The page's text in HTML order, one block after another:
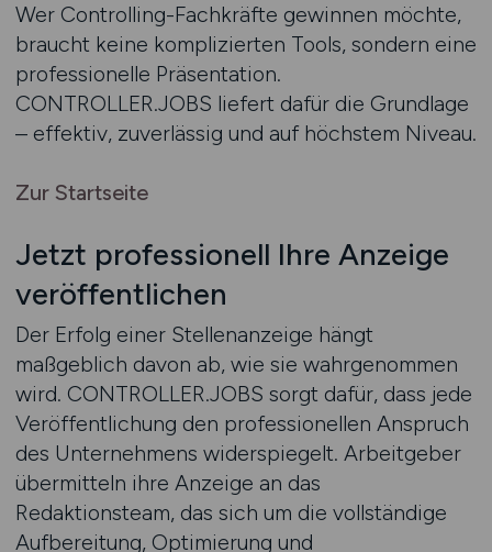
Wer Controlling-Fachkräfte gewinnen möchte,
braucht keine komplizierten Tools, sondern eine
professionelle Präsentation.
CONTROLLER.JOBS liefert dafür die Grundlage
– effektiv, zuverlässig und auf höchstem Niveau.
Zur Startseite
Jetzt professionell Ihre Anzeige
veröffentlichen
Der Erfolg einer Stellenanzeige hängt
maßgeblich davon ab, wie sie wahrgenommen
wird. CONTROLLER.JOBS sorgt dafür, dass jede
Veröffentlichung den professionellen Anspruch
des Unternehmens widerspiegelt. Arbeitgeber
übermitteln ihre Anzeige an das
Redaktionsteam, das sich um die vollständige
Aufbereitung, Optimierung und